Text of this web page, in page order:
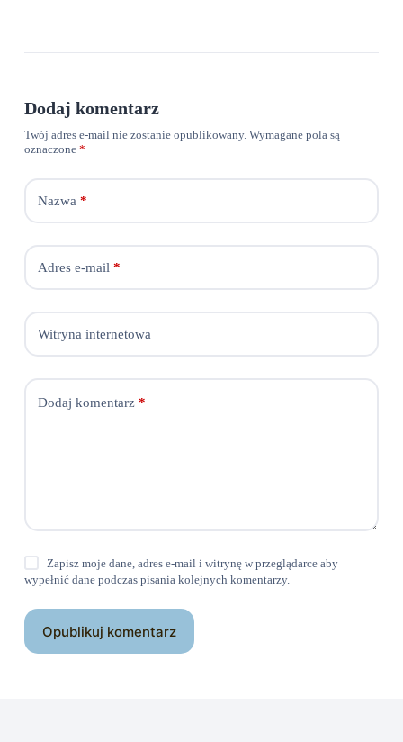
Dodaj komentarz
Twój adres e-mail nie zostanie opublikowany. Wymagane pola są
oznaczone *
Nazwa *
Adres e-mail *
Witryna internetowa
Dodaj komentarz*
Zapisz moje dane, adres e-mail i witrynę w przeglądarce aby
wypełnić dane podczas pisania kolejnych komentarzy.
Opublikuj komentarz